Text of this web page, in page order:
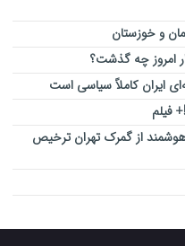
و خوزستان
امروز چه گذشت؟
ایران کاملاً سیاسی است
از گمرک تهران ترخیص